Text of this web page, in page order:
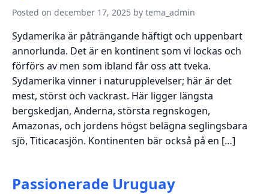
Posted on december 17, 2025 by tema_admin
Sydamerika är påträngande häftigt och uppenbart
annorlunda. Det är en kontinent som vi lockas och
förförs av men som ibland får oss att tveka.
Sydamerika vinner i naturupplevelser; här är det
mest, störst och vackrast. Här ligger längsta
bergskedjan, Anderna, största regnskogen,
Amazonas, och jordens högst belägna seglingsbara
sjö, Titicacasjön. Kontinenten bär också på en […]
Passionerade Uruguay